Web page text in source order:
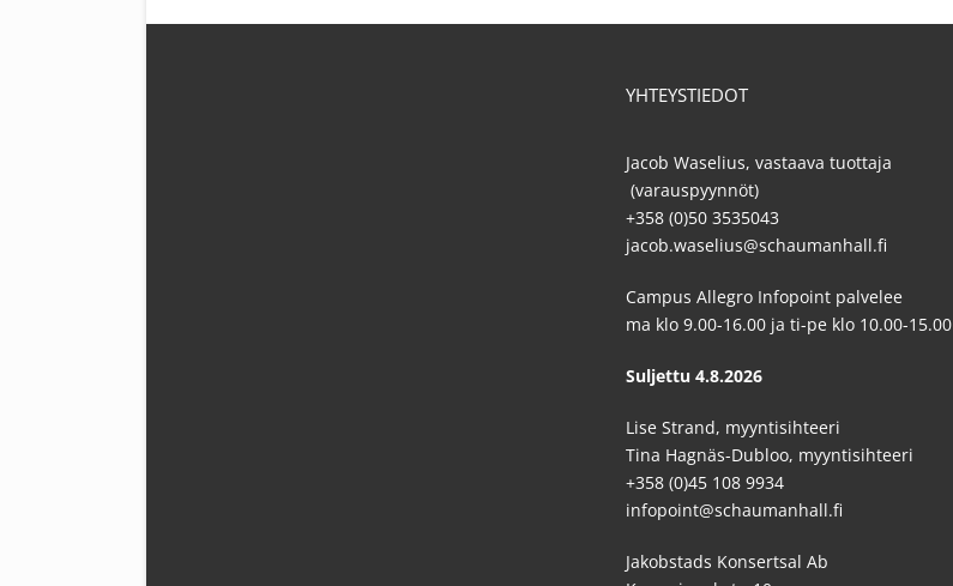
YHTEYSTIEDOT
Jacob Waselius, vastaava tuottaja
(varauspyynnöt)
+358 (0)50 3535043
jacob.waselius@schaumanhall.fi
Campus Allegro Infopoint palvelee
ma klo 9.00-16.00 ja ti-pe klo 10.00-15.00
Suljettu 4.8.2026
Lise Strand, myyntisihteeri
Tina Hagnäs-Dubloo, myyntisihteeri
+358 (0)45 108 9934
infopoint@schaumanhall.fi
Jakobstads Konsertsal Ab